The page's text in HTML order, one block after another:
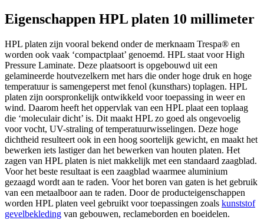
Eigenschappen HPL platen 10 millimeter
HPL platen zijn vooral bekend onder de merknaam Trespa® en
worden ook vaak ‘compactplaat’ genoemd. HPL staat voor High
Pressure Laminate. Deze plaatsoort is opgebouwd uit een
gelamineerde houtvezelkern met hars die onder hoge druk en hoge
temperatuur is samengeperst met fenol (kunsthars) toplagen. HPL
platen zijn oorspronkelijk ontwikkeld voor toepassing in weer en
wind. Daarom heeft het oppervlak van een HPL plaat een toplaag
die ‘moleculair dicht’ is. Dit maakt HPL zo goed als ongevoelig
voor vocht, UV-straling of temperatuurwisselingen. Deze hoge
dichtheid resulteert ook in een hoog soortelijk gewicht, en maakt het
bewerken iets lastiger dan het bewerken van houten platen. Het
zagen van HPL platen is niet makkelijk met een standaard zaagblad.
Voor het beste resultaat is een zaagblad waarmee aluminium
gezaagd wordt aan te raden. Voor het boren van gaten is het gebruik
van een metaalboor aan te raden. Door de producteigenschappen
worden HPL platen veel gebruikt voor toepassingen zoals kunststof
gevelbekleding van gebouwen, reclameborden en boeidelen.